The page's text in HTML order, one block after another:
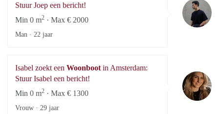
Stuur Joep een bericht!
Min 0 m2 · Max € 2000
Man · 22 jaar
Isabel zoekt een Woonboot in Amsterdam:
Stuur Isabel een bericht!
Min 0 m2 · Max € 1300
Vrouw · 29 jaar